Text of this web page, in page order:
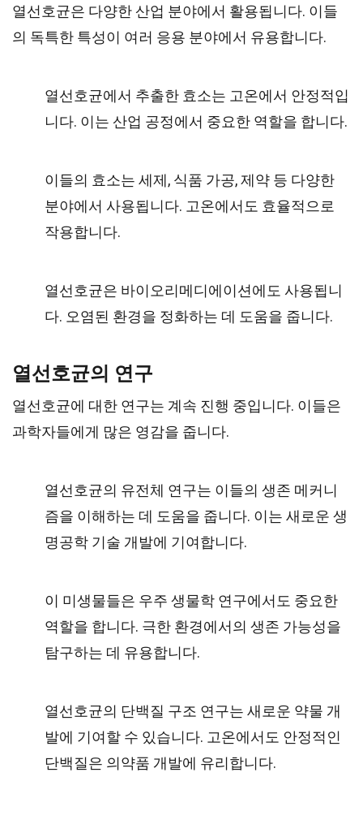
열선호균은 다양한 산업 분야에서 활용됩니다. 이들
의 독특한 특성이 여러 응용 분야에서 유용합니다.
열선호균에서 추출한 효소는 고온에서 안정적입
니다. 이는 산업 공정에서 중요한 역할을 합니다.
이들의 효소는 세제, 식품 가공, 제약 등 다양한
분야에서 사용됩니다. 고온에서도 효율적으로
작용합니다.
열선호균은 바이오리메디에이션에도 사용됩니
다. 오염된 환경을 정화하는 데 도움을 줍니다.
열선호균의 연구
열선호균에 대한 연구는 계속 진행 중입니다. 이들은
과학자들에게 많은 영감을 줍니다.
열선호균의 유전체 연구는 이들의 생존 메커니
즘을 이해하는 데 도움을 줍니다. 이는 새로운 생
명공학 기술 개발에 기여합니다.
이 미생물들은 우주 생물학 연구에서도 중요한
역할을 합니다. 극한 환경에서의 생존 가능성을
탐구하는 데 유용합니다.
열선호균의 단백질 구조 연구는 새로운 약물 개
발에 기여할 수 있습니다. 고온에서도 안정적인
단백질은 의약품 개발에 유리합니다.